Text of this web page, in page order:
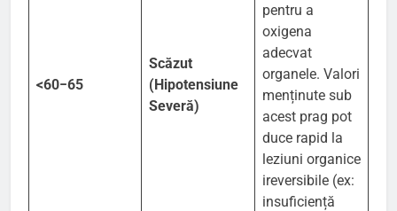
<60−65
Scăzut
(Hipotensiune
Severă)
pentru a
oxigena
adecvat
organele. Valori
menținute sub
acest prag pot
duce rapid la
leziuni organice
ireversibile (ex:
insuficiență